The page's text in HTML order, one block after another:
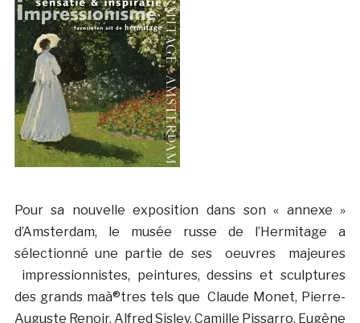
Pour sa nouvelle exposition dans son « annexe »
d’Amsterdam, le musée russe de l’Hermitage a
sélectionné une partie de ses oeuvres majeures
impressionnistes, peintures, dessins et sculptures
des grands maà®tres tels que Claude Monet, Pierre-
Auguste Renoir, Alfred Sisley, Camille Pissarro, Eugène